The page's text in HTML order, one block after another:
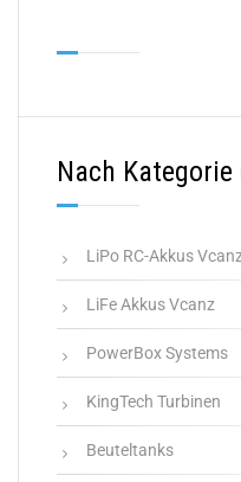
Nach
LiPo RC-Akkus
LiFe Akkus Vcanz
PowerBox Systems
KingTech Turbinen
Beuteltanks